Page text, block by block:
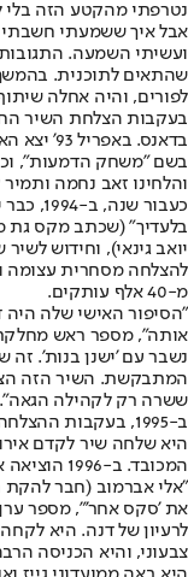
נטרפתי מהקטע הזה בלי
אבל איך ששמעתי חשבתי
ועשיתי השמעה.
שהתאים לתוכנית. בהמשך
לפורים, והיה אחלה
בדאנס.
בשם "משחק הדמעות",
והלחינו זאב נחמה ותמיר
כעבור
בלעדיך" (שכתב מקס גת
יואב גינאי), וחידוש
להצלחה מסחרית עצומה
מ-40 אלף עותקים.
"הסיפור האישי שלה היה
אותה", מספר ראש
נשבר עם 'ישנן בנות'. זה
המתבקשת. השיר הזה
ששרה רק לקהילה הגאה".
היא שלחה שיר לקדם
המכובד. ב-1996 הוציאה אלבום שלישי.
"אלי אברמוב (חבר להקת
את 'סקס אחר'", מספר
לרעיון של דנה. היא
צבעוני, והיא הכניסה